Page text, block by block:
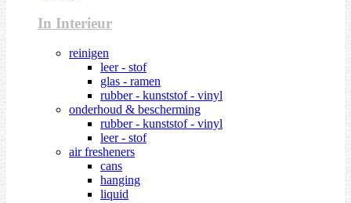
In Interieur
reinigen
leer - stof
glas - ramen
rubber - kunststof - vinyl
onderhoud & bescherming
rubber - kunststof - vinyl
leer - stof
air fresheners
cans
hanging
liquid